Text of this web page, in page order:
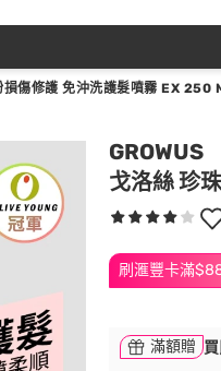
損傷修護 免沖洗護髮噴霧 EX 250
GROWUS
戈洛絲 珍
刷滙豐卡滿
滿額贈